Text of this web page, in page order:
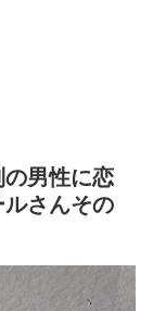
男性に恋
さんその